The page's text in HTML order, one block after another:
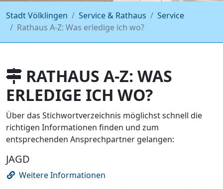
Stadt Völklingen Service & Rathaus
Service
Rathaus A-Z: Was erledige ich wo?
RATHAUS A-Z: WAS
ERLEDIGE ICH WO?
Über das Stichwortverzeichnis möglichst schnell die
richtigen Informationen finden und zum
entsprechenden Ansprechpartner gelangen:
JAGD
Weitere Informationen